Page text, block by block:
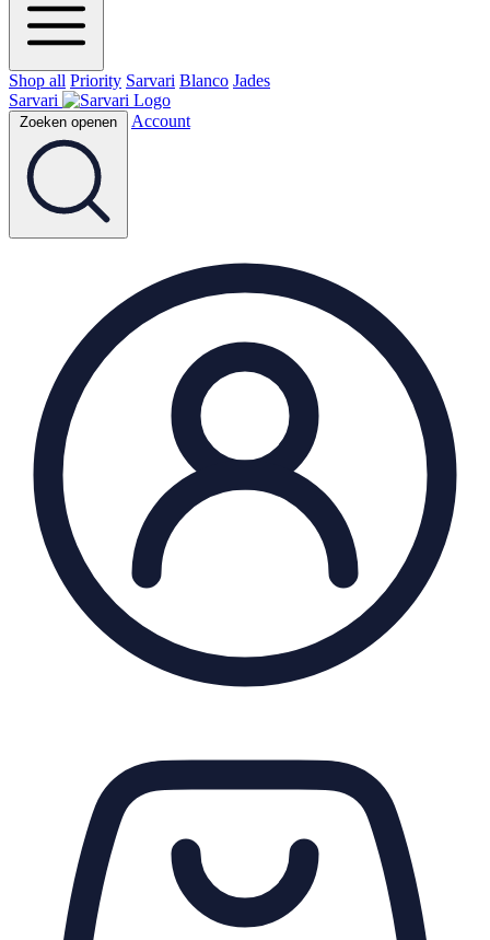
Shop all Priority Sarvari Blanco Jades
Sarvari
Zoeken openen Account